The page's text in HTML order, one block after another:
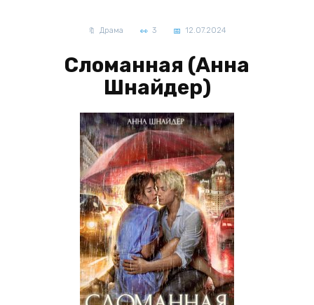
Драма 3 12.07.2024
Сломанная (Аннa
Шнайдер)